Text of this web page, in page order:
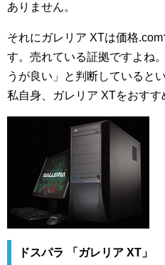
ありません。
それにガレリア XTは価格
す。売れている証拠ですよね
うが良い」と判断していると
私自身、ガレリア XTをおすす
ドスパラ 「ガレリア XT」